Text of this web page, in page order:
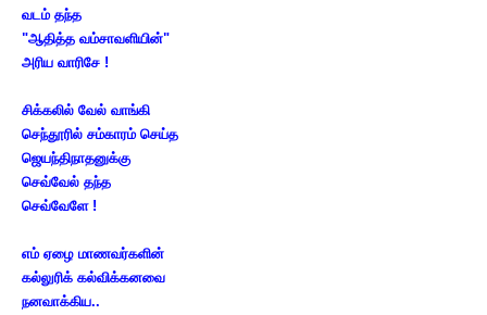
வடம் தந்த
"ஆதித்த வம்சாவளியின்"
அரிய வாரிசே !
சிக்கலில் வேல் வாங்கி
செந்தூரில் சம்காரம் செய்த
ஜெயந்திநாதனுக்கு
செவ்வேல் தந்த
செவ்வேளே !
எம் ஏழை மாணவர்களின்
கல்லுரிக் கல்விக்கனவை
நனவாக்கிய..